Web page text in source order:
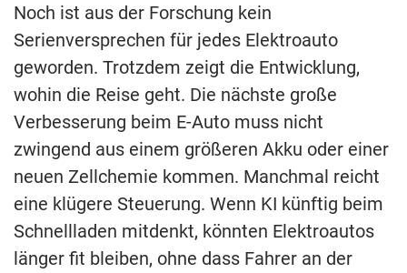
Noch ist aus der Forschung kein
Serienversprechen für jedes Elektroauto
geworden. Trotzdem zeigt die Entwicklung,
wohin die Reise geht. Die nächste große
Verbesserung beim E-Auto muss nicht
zwingend aus einem größeren Akku oder einer
neuen Zellchemie kommen. Manchmal reicht
eine klügere Steuerung. Wenn KI künftig beim
Schnellladen mitdenkt, könnten Elektroautos
länger fit bleiben, ohne dass Fahrer an der